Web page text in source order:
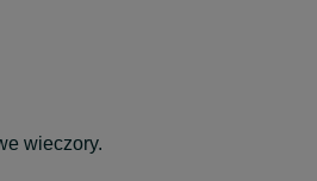
wieczory.